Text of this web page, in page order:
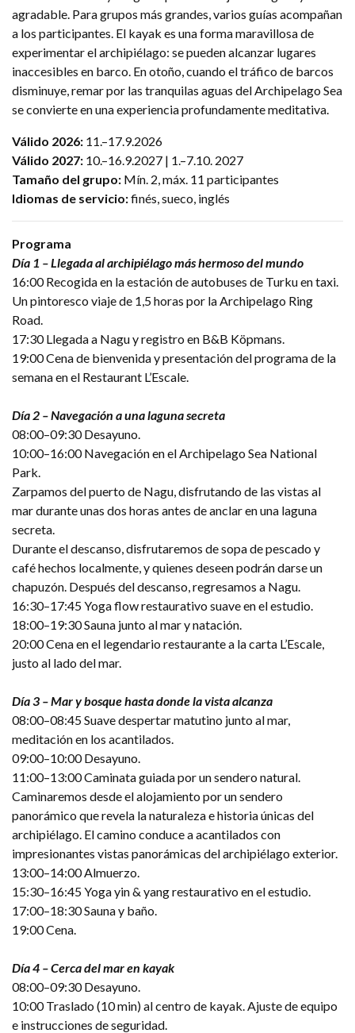
agradable. Para grupos más grandes, varios guías acompañan
a los participantes. El kayak es una forma maravillosa de
experimentar el archipiélago: se pueden alcanzar lugares
inaccesibles en barco. En otoño, cuando el tráfico de barcos
disminuye, remar por las tranquilas aguas del Archipelago Sea
se convierte en una experiencia profundamente meditativa.
Válido 2026: 11.–17.9.2026
Válido 2027: 10.–16.9.2027 | 1.–7.10. 2027
Tamaño del grupo: Mín. 2, máx. 11 participantes
Idiomas de servicio:finés, sueco, inglés
Programa
Día 1 – Llegada al archipiélago más hermoso del mundo
16:00 Recogida en la estación de autobuses de Turku en taxi.
Un pintoresco viaje de 1,5 horas por la Archipelago Ring
Road.
17:30 Llegada a Nagu y registro en B&B Köpmans.
19:00 Cena de bienvenida y presentación del programa de la
semana en el Restaurant L’Escale.
Día 2 – Navegación a una laguna secreta
08:00–09:30 Desayuno.
10:00–16:00 Navegación en el Archipelago Sea National
Park.
Zarpamos del puerto de Nagu, disfrutando de las vistas al
mar durante unas dos horas antes de anclar en una laguna
secreta.
Durante el descanso, disfrutaremos de sopa de pescado y
café hechos localmente, y quienes deseen podrán darse un
chapuzón. Después del descanso, regresamos a Nagu.
16:30–17:45 Yoga flow restaurativo suave en el estudio.
18:00–19:30 Sauna junto al mar y natación.
20:00 Cena en el legendario restaurante a la carta L’Escale,
justo al lado del mar.
Día 3 – Mar y bosque hasta donde la vista alcanza
08:00–08:45 Suave despertar matutino junto al mar,
meditación en los acantilados.
09:00–10:00 Desayuno.
11:00–13:00 Caminata guiada por un sendero natural.
Caminaremos desde el alojamiento por un sendero
panorámico que revela la naturaleza e historia únicas del
archipiélago. El camino conduce a acantilados con
impresionantes vistas panorámicas del archipiélago exterior.
13:00–14:00 Almuerzo.
15:30–16:45 Yoga yin & yang restaurativo en el estudio.
17:00–18:30 Sauna y baño.
19:00 Cena.
Día 4 – Cerca del mar en kayak
08:00–09:30 Desayuno.
10:00 Traslado (10 min) al centro de kayak. Ajuste de equipo
e instrucciones de seguridad.